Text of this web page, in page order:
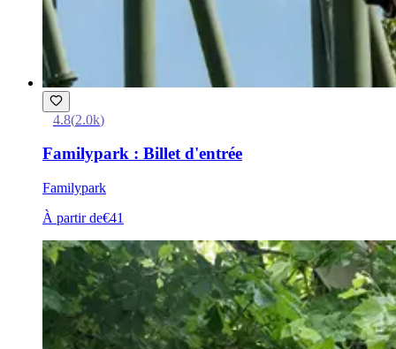
4.8(2.0k)
Familypark : Billet d'entrée
Familypark
À partir de€41